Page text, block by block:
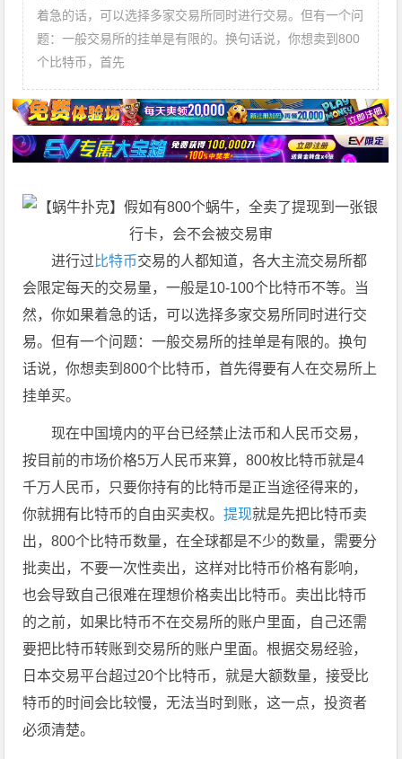
着急的话，可以选择多家交易所同时进行交易。但有一个问
题：一般交易所的挂单是有限的。换句话说，你想卖到800
个比特币，首先
进行过 比特币交易的人都知道，各大主流交易所都
会限定每天的交易量，一般是10-100个比特币不等。当
然，你如果着急的话，可以选择多家交易所同时进行交
易。但有一个问题：一般交易所的挂单是有限的。换句
话说，你想卖到800个比特币，首先得要有人在交易所上
挂单买。
现在中国境内的平台已经禁止法币和人民币交易，
按目前的市场价格5万人民币来算，800枚比特币就是4
千万人民币，只要你持有的比特币是正当途径得来的，
你就拥有比特币的自由买卖权。提现就是先把比特币卖
出，800个比特币数量，在全球都是不少的数量，需要分
批卖出，不要一次性卖出，这样对比特币价格有影响，
也会导致自己很难在理想价格卖出比特币。卖出比特币
的之前，如果比特币不在交易所的账户里面，自己还需
要把比特币转账到交易所的账户里面。根据交易经验，
日本交易平台超过20个比特币，就是大额数量，接受比
特币的时间会比较慢，无法当时到账，这一点，投资者
必须清楚。